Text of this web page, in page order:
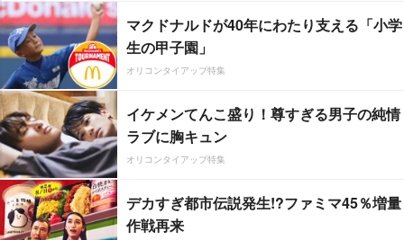
マクドナルドが40年にわたり支える「小学
生の甲子園」
オリコンタイアップ特集
イケメンてんこ盛り！尊すぎる男子の純情
ラブに胸キュン
オリコンタイアップ特集
デカすぎ都市伝説発生!?ファミマ45％増量
作戦再来